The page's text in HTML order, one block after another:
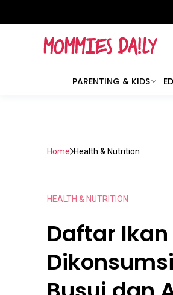
PARENTING & KIDS
Home Health & Nutrition
HEALTH & NUTRITION
Daftar